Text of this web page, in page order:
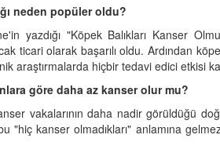
neden popüler oldu?
yazdığı "Köpek Balıkları Kanser
ticari olarak başarılı oldu. Ardından
araştırmalarda hiçbir tedavi edici etkisi
göre daha az kanser olur mu?
vakalarının daha nadir görüldüğü
"hiç kanser olmadıkları" anlamına